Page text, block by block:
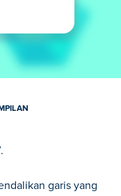
garis yang